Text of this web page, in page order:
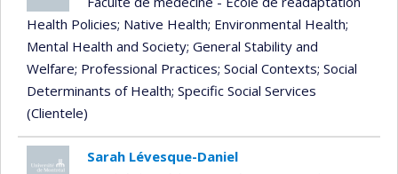
Health Policies; Native Health; Environmental Health;
Mental Health and Society; General Stability and
Welfare; Professional Practices; Social Contexts; Social
Determinants of Health; Specific Social Services
(Clientele)
Sarah Lévesque-Daniel